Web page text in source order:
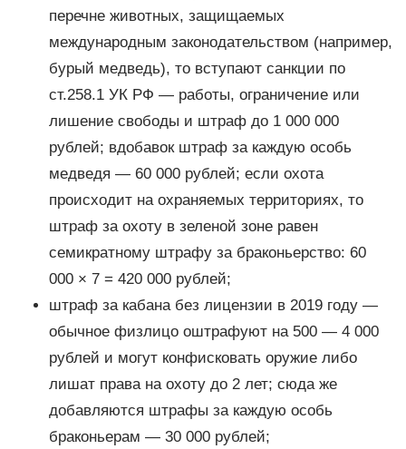
перечне животных, защищаемых
международным законодательством (например,
бурый медведь), то вступают санкции по
ст.258.1 УК РФ — работы, ограничение или
лишение свободы и штраф до 1 000 000
рублей; вдобавок штраф за каждую особь
медведя — 60 000 рублей; если охота
происходит на охраняемых территориях, то
штраф за охоту в зеленой зоне равен
семикратному штрафу за браконьерство: 60
000 × 7 = 420 000 рублей;
штраф за кабана без лицензии в 2019 году —
обычное физлицо оштрафуют на 500 — 4 000
рублей и могут конфисковать оружие либо
лишат права на охоту до 2 лет; сюда же
добавляются штрафы за каждую особь
браконьерам — 30 000 рублей;